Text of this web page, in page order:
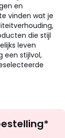
en
vinden wat je
die stijl
leven
een stijlvol,